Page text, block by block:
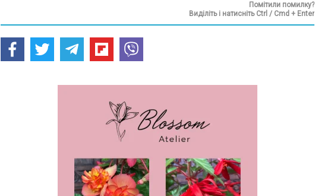
Помітили помилку?
Виділіть і натисніть Ctrl / Cmd + Enter